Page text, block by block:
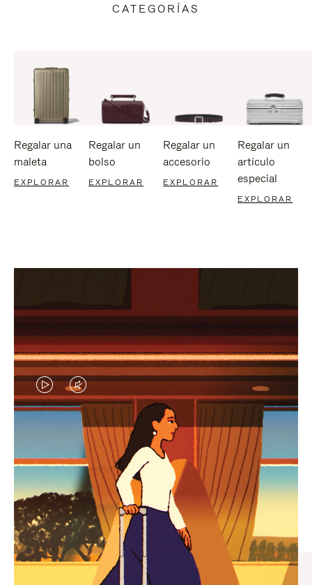
CATEGORÍAS
Regalar una
maleta
EXPLORAR
Regalar un
bolso
EXPLORAR
Regalar un
accesorio
EXPLORAR
Regalar un
artículo
especial
EXPLORAR
EL
VÍDEO
ESTÁ
PAUSADO,
PULSE
PARA
PAUSARLO.
EL
SONIDO
DEL
VÍDEO
ESTÁ
DESACTIVADO:
PULSE
PARA
IDAS DE REGALO CUIDADOSAMENTE ELEGIDAS
Encuentre su compañero de
viaje ideal